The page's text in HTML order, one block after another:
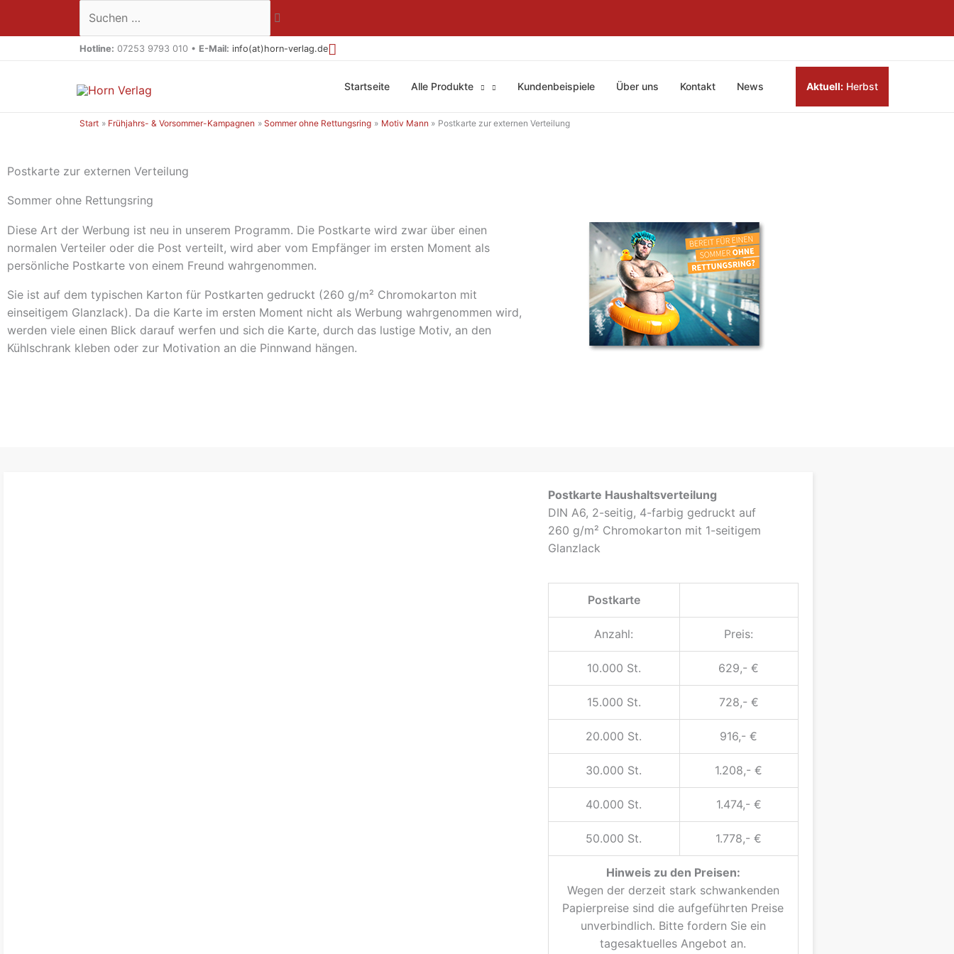
Suchen …
Hotline: 07253 9793 010 • E-Mail: info(at)horn-verlag.de
Startseite Alle Produkte Kundenbeispiele Über uns Kontakt News Aktuell: Herbst
Start Frühjahrs- & Vorsommer-Kampagnen Sommer ohne Rettungsring Motiv Mann Postkarte zur externen Verteilung
Postkarte zur externen Verteilung
Sommer ohne Rettungsring
Diese Art der Werbung ist neu in unserem Programm. Die Postkarte wird zwar über einen
normalen Verteiler oder die Post verteilt, wird aber vom Empfänger im ersten Moment als
persönliche Postkarte von einem Freund wahrgenommen.
Sie ist auf dem typischen Karton für Postkarten gedruckt (260 g/m² Chromokarton mit
einseitigem Glanzlack). Da die Karte im ersten Moment nicht als Werbung wahrgenommen wird,
werden viele einen Blick darauf werfen und sich die Karte, durch das lustige Motiv, an den
Kühlschrank kleben oder zur Motivation an die Pinnwand hängen.
Postkarte Haushaltsverteilung
DIN A6, 2-seitig, 4-farbig gedruckt auf
260 g/m² Chromokarton mit 1-seitigem
Glanzlack
Postkarte
Anzahl: Preis:
10.000 St. 629,- €
15.000 St. 728,- €
20.000 St. 916,- €
30.000 St. 1.208,- €
40.000 St. 1.474,- €
50.000 St. 1.778,- €
Hinweis zu den Preisen:
Wegen der derzeit stark schwankenden
Papierpreise sind die aufgeführten Preise
unverbindlich. Bitte fordern Sie ein
tagesaktuelles Angebot an.